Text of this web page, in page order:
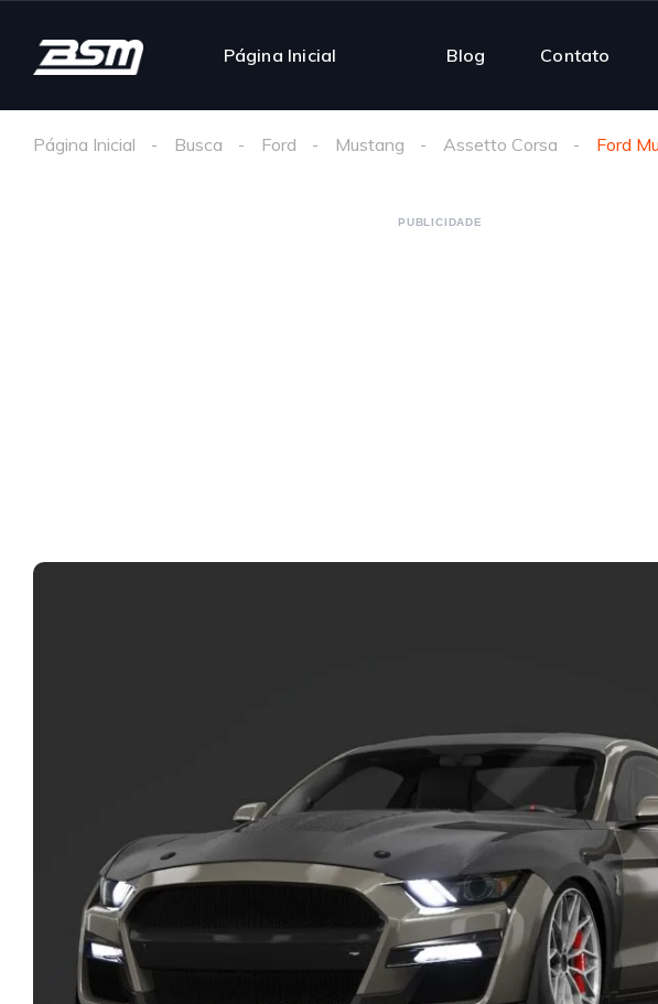
Página Inicial Blog Contato
Página Inicial Busca Ford Mustang Assetto Corsa Ford
PUBLICIDADE